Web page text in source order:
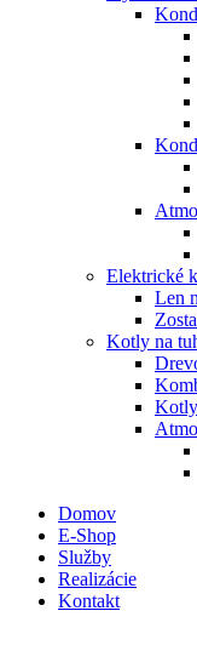
Elektrické
Len
Kotly na
Domov
E-Shop
Služby
Realizácie
Kontakt